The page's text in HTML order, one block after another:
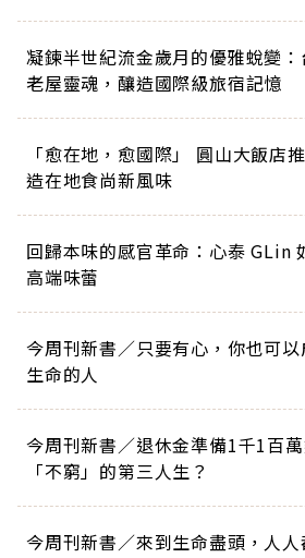
凝鍊半世紀流金歲月的優雅蛻變
老屋靈魂，釀造國際級旅宿記憶
「愈在地，愈國際」 圓山大飯店
造在地食尚新風味
回歸本味的感官革命：心泰 GLin
高端味蕾
今周刊新書／只要有心，你也可
生命的人
今周刊新書／退休金準備1千1百
「不窮」的第三人生？
今周刊新書／來到生命盡頭，人